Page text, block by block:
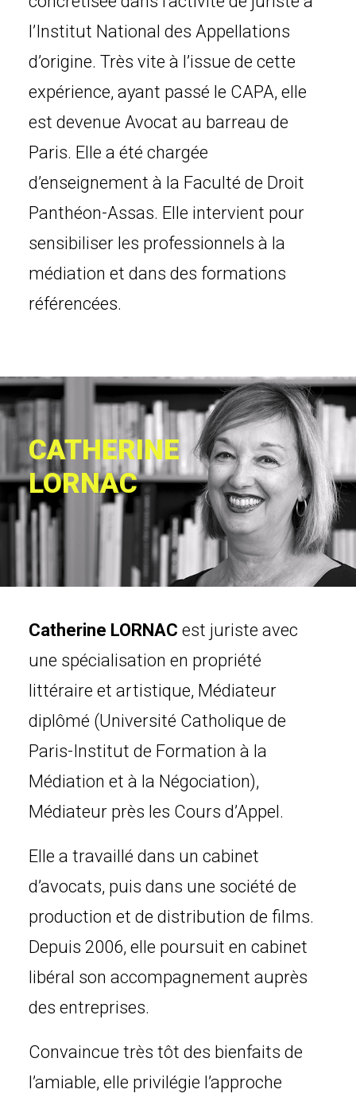
l’Institut National des Appellations
d’origine. Très vite à l’issue de cette
expérience, ayant passé le CAPA, elle
est devenue Avocat au barreau de
Paris. Elle a été chargée
d’enseignement à la Faculté de Droit
Panthéon-Assas. Elle intervient pour
sensibiliser les professionnels à la
médiation et dans des formations
référencées.
CATHERINE
LORNAC
Catherine LORNAC est juriste avec
une spécialisation en propriété
littéraire et artistique, Médiateur
diplômé (Université Catholique de
Paris-Institut de Formation à la
Médiation et à la Négociation),
Médiateur près les Cours d’Appel.
Elle a travaillé dans un cabinet
d’avocats, puis dans une société de
production et de distribution de films.
Depuis 2006, elle poursuit en cabinet
libéral son accompagnement auprès
des entreprises.
Convaincue très tôt des bienfaits de
l’amiable, elle privilégie l’approche